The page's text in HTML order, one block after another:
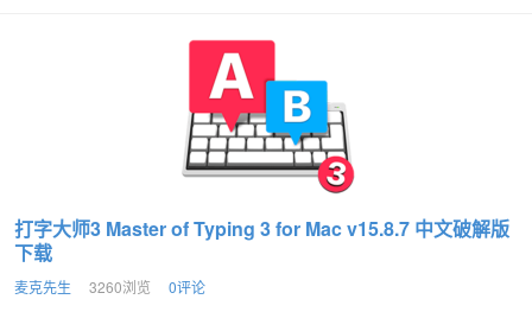
打字大师3 Master of Typing 3 for Mac v15.8.7 中文破解版
下载
麦克先生 3260浏览 0评论